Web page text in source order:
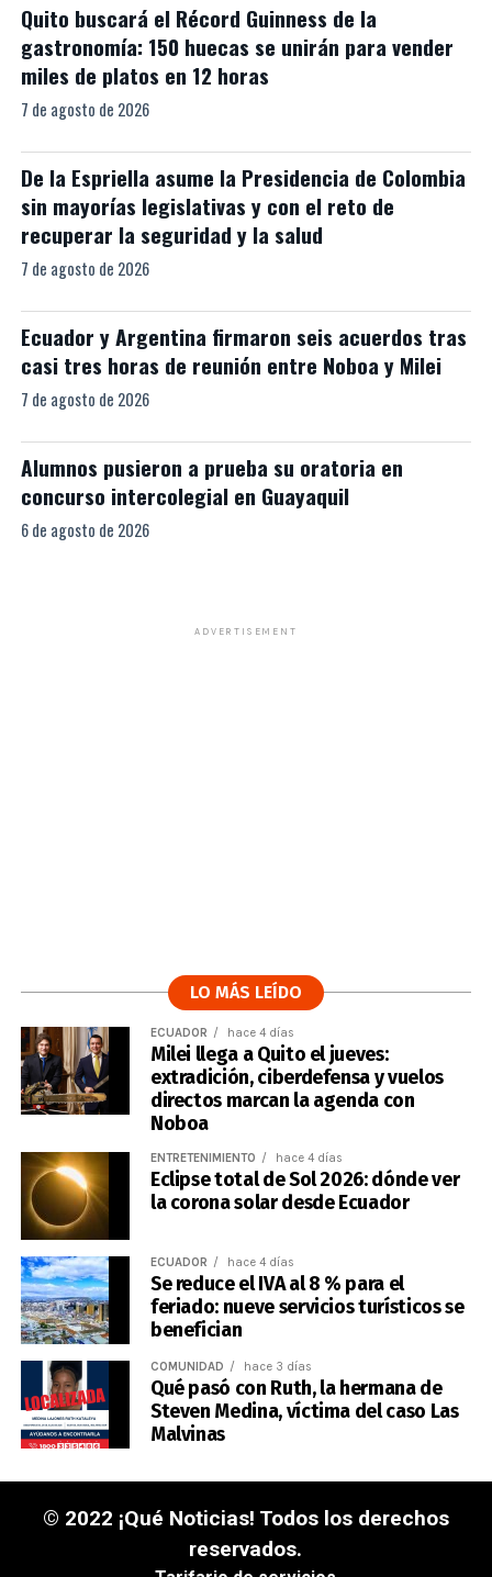
Quito buscará el Récord Guinness de la
gastronomía: 150 huecas se unirán para vender
miles de platos en 12 horas
7 de agosto de 2026
De la Espriella asume la Presidencia de Colombia
sin mayorías legislativas y con el reto de
recuperar la seguridad y la salud
7 de agosto de 2026
Ecuador y Argentina firmaron seis acuerdos tras
casi tres horas de reunión entre Noboa y Milei
7 de agosto de 2026
Alumnos pusieron a prueba su oratoria en
concurso intercolegial en Guayaquil
6 de agosto de 2026
ADVERTISEMENT
LO MÁS LEÍDO
ECUADOR hace 4 días
Milei llega a Quito el jueves:
extradición, ciberdefensa y vuelos
directos marcan la agenda con
Noboa
ENTRETENIMIENTO hace 4 días
Eclipse total de Sol 2026: dónde ver
la corona solar desde Ecuador
ECUADOR hace 4 días
Se reduce el IVA al 8 % para el
feriado: nueve servicios turísticos se
benefician
COMUNIDAD hace 3 días
Qué pasó con Ruth, la hermana de
Steven Medina, víctima del caso Las
Malvinas
© 2022 ¡Qué Noticias! Todos los derechos
reservados.